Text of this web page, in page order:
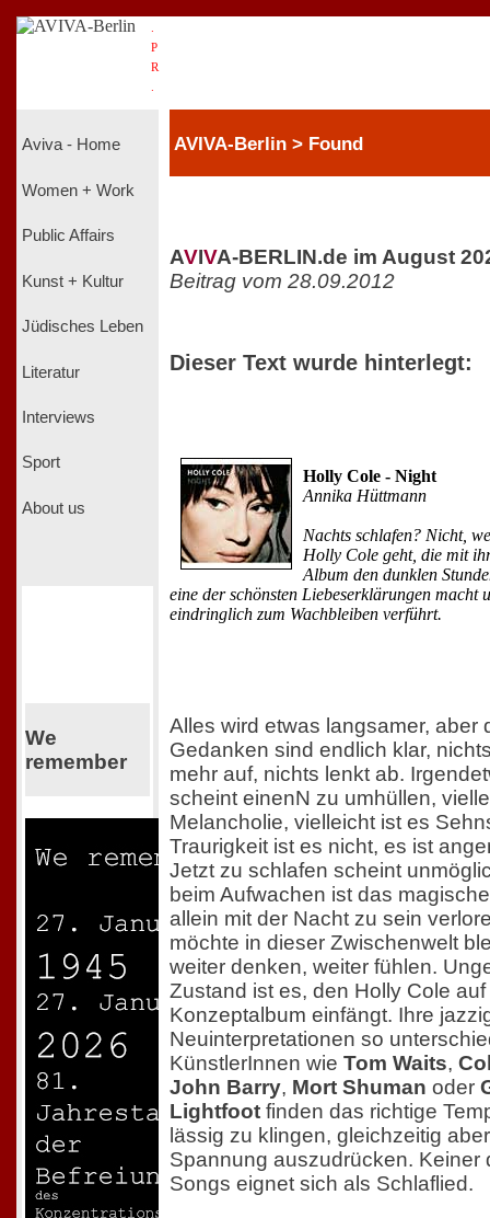
P
R
Aviva - Home
Women + Work
Public Affairs
Kunst + Kultur
Jüdisches Leben
Literatur
Interviews
Sport
About us
We
remember
AVIVA-Berlin > Found
AVIVA-BERLIN.de im August
Beitrag vom 28.09.2012
Dieser Text wurde hinterlegt:
Holly Cole - Night
Annika Hüttmann
Nachts schlafen? Nicht,
Holly Cole geht, die mit
Album den dunklen
eine der schönsten Liebeserklärungen macht
eindringlich zum Wachbleiben verführt.
Alles wird etwas langsamer, aber
Gedanken sind endlich klar,
mehr auf, nichts lenkt ab.
scheint einenN zu umhüllen,
Melancholie, vielleicht ist es
Traurigkeit ist es nicht, es ist
Jetzt zu schlafen scheint
beim Aufwachen ist das
allein mit der Nacht zu sein
möchte in dieser Zwischenwelt
weiter denken, weiter fühlen.
Zustand ist es, den Holly Cole auf
Konzeptalbum einfängt. Ihre
Neuinterpretationen so
KünstlerInnen wie Tom Waits,
John Barry, Mort Shuman oder
Lightfoot finden das richtige
lässig zu klingen, gleichzeitig
Spannung auszudrücken. Keiner
Songs eignet sich als Schlaflied.